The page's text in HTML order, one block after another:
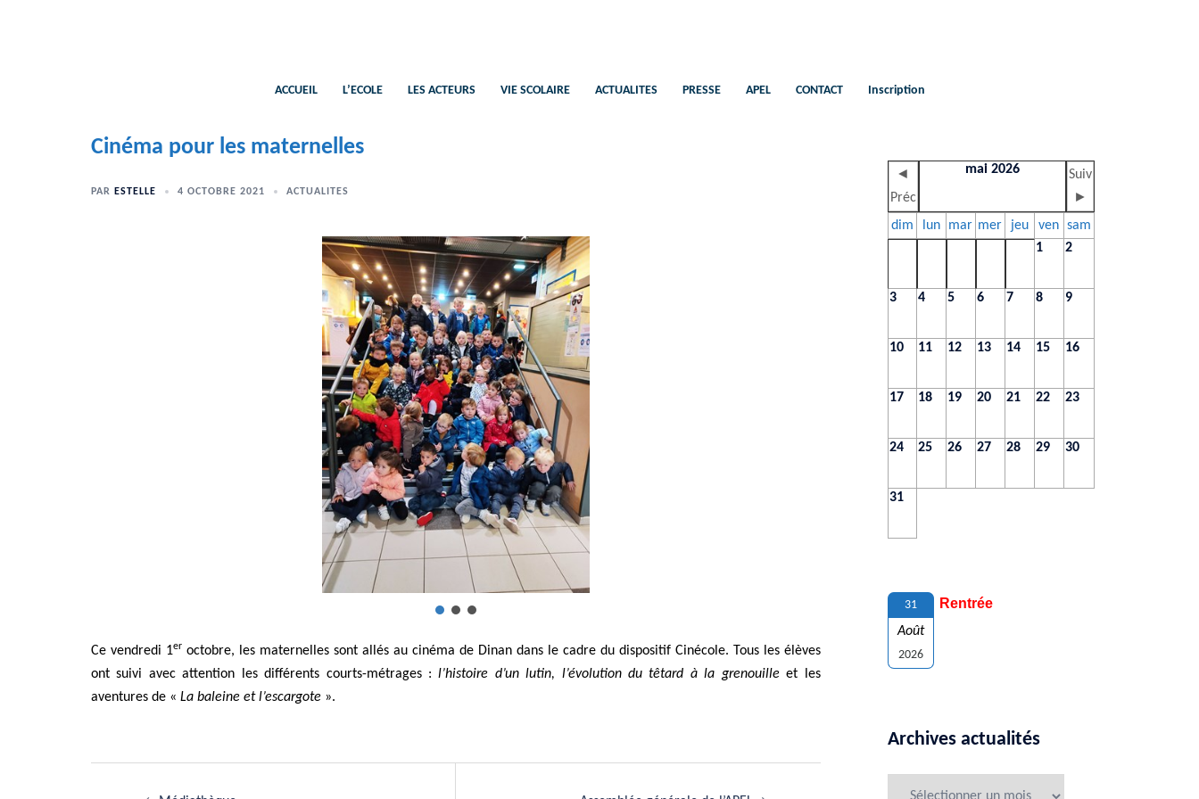
ACCUEIL L’ECOLE LES ACTEURS VIE SCOLAIRE ACTUALITES PRESSE APEL CONTACT Inscription
Cinéma pour les maternelles
PAR ESTELLE 4 OCTOBRE 2021 ACTUALITES
Ce vendredi 1er octobre, les maternelles sont allés au cinéma de Dinan dans le cadre du dispositif Cinécole. Tous les élèves
ont suivi avec attention les différents courts-métrages :l’histoire d’un lutin, l’évolution du têtard à la grenouilleet les
aventures de « La baleine et l’escargote ».
◄
Préc
mai 2026
Suiv
►
dim
lun mar mer jeu ven sam
1
2
3 4 5 6 7 8 9
10 11 12 13 14 15 16
17 18 19 20 21 22 23
24 25 26 27 28 29 30
31
31
Août
2026
Rentrée
Archives actualités